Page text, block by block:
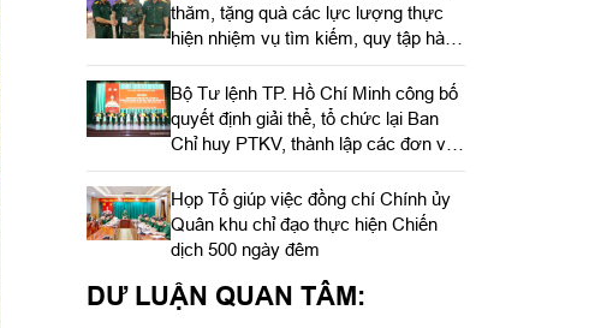
thăm, tặng quà các lực lượng thực
hiện nhiệm vụ tìm kiếm, quy tập hài
cốt liệt sĩ
Bộ Tư lệnh TP. Hồ Chí Minh công bố
quyết định giải thể, tổ chức lại Ban
Chỉ huy PTKV, thành lập các đơn vị
trực thuộc
Họp Tổ giúp việc đồng chí Chính ủy
Quân khu chỉ đạo thực hiện Chiến
dịch 500 ngày đêm
DƯ LUẬN QUAN TÂM: